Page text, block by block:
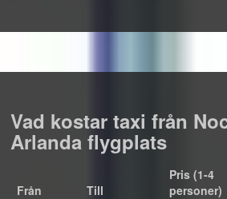
Vad kostar taxi från
Arlanda flygplats
Från Till
Pris (1-4
personer)